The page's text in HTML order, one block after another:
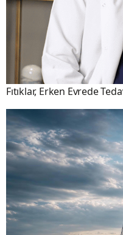
Fıtıklar, Erken Evrede